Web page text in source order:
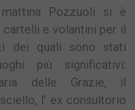
mattina Pozzuoli si è
e volantini per il
dei quali sono stati
più significativi:
delle Grazie, il
l’ ex consultorio